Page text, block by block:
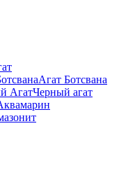
Агат Ботсвана
Черный агат